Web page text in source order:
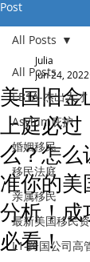
美鹰
Firm
Post
All Posts
EB1A-杰出人才
Asylum庇护
婚姻移民
移民法庭
亲属移民
最新美国移民
L1-跨国公司高
All Posts
美国旧
上庭必过
么？怎么
准你的
分析！成
必看！
Julia
Jun 24, 2022